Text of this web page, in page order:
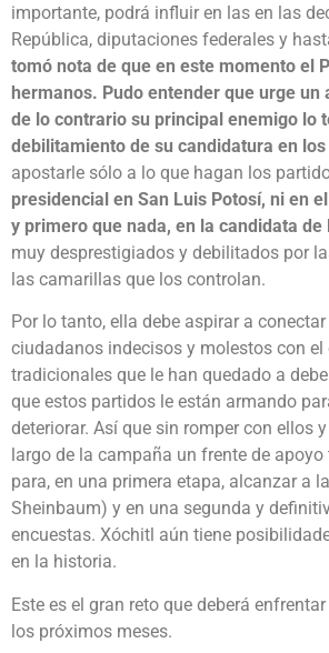
importante, podrá influir en las en las
República, diputaciones federales y
tomó nota de que en este momento el
hermanos. Pudo entender que urge
de lo contrario su principal enemigo lo
debilitamiento de su candidatura en
apostarle sólo a lo que hagan los
presidencial en San Luis Potosí, ni en
y primero que nada, en la candidata
muy desprestigiados y debilitados por
las camarillas que los controlan.
Por lo tanto, ella debe aspirar a
ciudadanos indecisos y molestos con
tradicionales que le han quedado a
que estos partidos le están armando
deteriorar. Así que sin romper con ellos
largo de la campaña un frente de
para, en una primera etapa, alcanzar a
Sheinbaum) y en una segunda y
encuestas. Xóchitl aún tiene
en la historia.
Este es el gran reto que deberá
los próximos meses.